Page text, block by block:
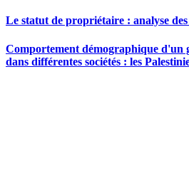
Le statut de propriétaire : analyse
Comportement démographique d'un
dans différentes sociétés : les